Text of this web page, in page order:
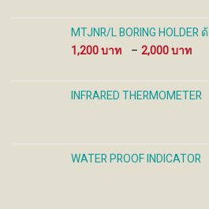
MTJNR/L BORING
1,200
– 2,000
INFRARED THERMOMETER
WATER PROOF INDICATOR